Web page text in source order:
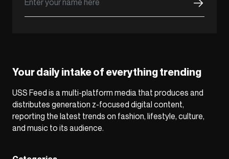
Your daily intake of everything trending
USS Feed is a multi-platform media that produces and
distributes generation z-focused digital content,
reporting the latest trends on fashion, lifestyle, culture,
and music to its audience.